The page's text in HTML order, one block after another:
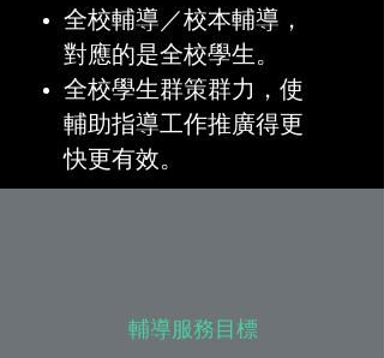
全校輔導／校本輔導，
對應的是全校學生。
全校學生群策群力，使
輔助指導工作推廣得更
快更有效。
輔導服務目標